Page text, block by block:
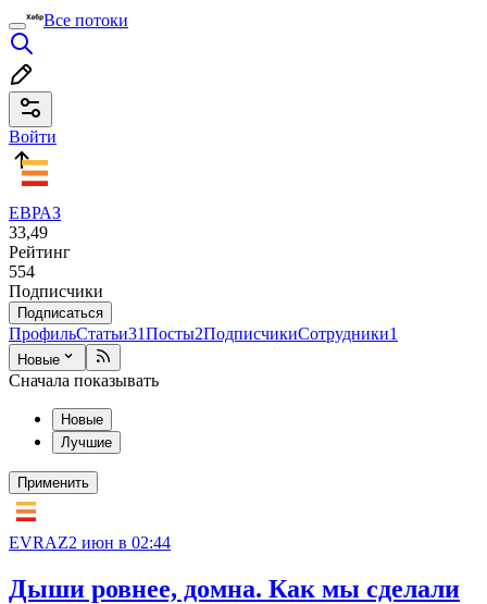
Все потоки
Войти
ЕВРАЗ
33,49
Рейтинг
554
Подписчики
Подписаться
ПрофильСтатьи31Посты2ПодписчикиСотрудники1
Новые
Сначала показывать
Новые
Лучшие
Применить
EVRAZ2 июн в 02:44
Дыши ровнее, домна. Как мы сделали